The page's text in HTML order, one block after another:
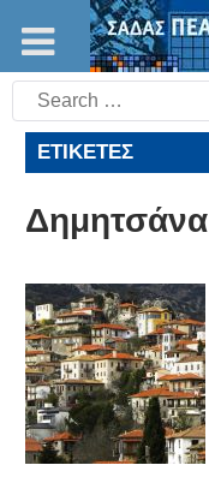
Search
for:
ΕΤΙΚΈΤΕΣ
Δημητσάνα